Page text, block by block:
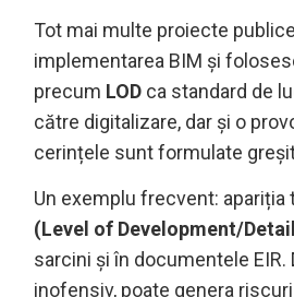
Tot mai multe proiecte
implementarea BIM și
precum LODca standard de
către digitalizare, dar și o
cerințele sunt formulate
Un exemplu frecvent: apariția
(Level of Development/
sarcini și în documentele EIR.
inofensiv, poate genera